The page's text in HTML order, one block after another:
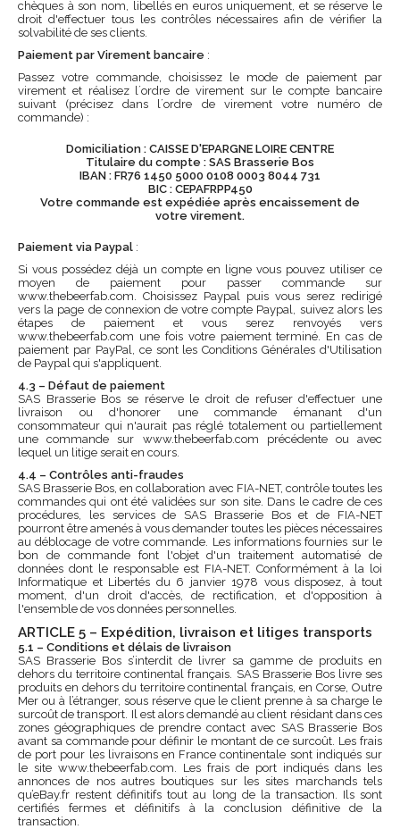
chèques à son nom, libellés en euros uniquement, et se réserve le
droit d'effectuer tous les contrôles nécessaires afin de vérifier la
solvabilité de ses clients.
Paiement par Virement bancaire :
Passez votre commande, choisissez le mode de paiement par
virement et réalisez l´ordre de virement sur le compte bancaire
suivant (précisez dans l´ordre de virement votre numéro de
commande) :
Domiciliation : CAISSE D'EPARGNE LOIRE CENTRE
Titulaire du compte : SAS Brasserie Bos
IBAN : FR76 1450 5000 0108 0003 8044 731
BIC : CEPAFRPP450
Votre commande est expédiée après encaissement de
votre virement.
Paiement via Paypal :
Si vous possédez déjà un compte en ligne vous pouvez utiliser ce
moyen de paiement pour passer commande sur
www.thebeerfab.com. Choisissez Paypal puis vous serez redirigé
vers la page de connexion de votre compte Paypal, suivez alors les
étapes de paiement et vous serez renvoyés vers
www.thebeerfab.com une fois votre paiement terminé. En cas de
paiement par PayPal, ce sont les Conditions Générales d'Utilisation
de Paypal qui s'appliquent.
4.3 – Défaut de paiement
SAS Brasserie Bos se réserve le droit de refuser d'effectuer une
livraison ou d'honorer une commande émanant d'un
consommateur qui n'aurait pas réglé totalement ou partiellement
une commande sur www.thebeerfab.com précédente ou avec
lequel un litige serait en cours.
4.4 – Contrôles anti-fraudes
SAS Brasserie Bos, en collaboration avec FIA-NET, contrôle toutes les
commandes qui ont été validées sur son site. Dans le cadre de ces
procédures, les services de SAS Brasserie Bos et de FIA-NET
pourront être amenés à vous demander toutes les pièces nécessaires
au déblocage de votre commande. Les informations fournies sur le
bon de commande font l'objet d'un traitement automatisé de
données dont le responsable est FIA-NET. Conformément à la loi
Informatique et Libertés du 6 janvier 1978 vous disposez, à tout
moment, d'un droit d'accès, de rectification, et d'opposition à
l'ensemble de vos données personnelles.
ARTICLE 5 – Expédition, livraison et litiges transports
5.1 – Conditions et délais de livraison
SAS Brasserie Bos s’interdit de livrer sa gamme de produits en
dehors du territoire continental français. SAS Brasserie Bos livre ses
produits en dehors du territoire continental français, en Corse, Outre
Mer ou à l’étranger, sous réserve que le client prenne à sa charge le
surcoût de transport. Il est alors demandé au client résidant dans ces
zones géographiques de prendre contact avec SAS Brasserie Bos
avant sa commande pour définir le montant de ce surcoût. Les frais
de port pour les livraisons en France continentale sont indiqués sur
le site www.thebeerfab.com. Les frais de port indiqués dans les
annonces de nos autres boutiques sur les sites marchands tels
qu’eBay.fr restent définitifs tout au long de la transaction. Ils sont
certifiés fermes et définitifs à la conclusion définitive de la
transaction.